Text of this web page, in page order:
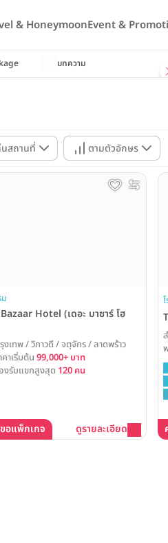
& HoneymoonEvent &
บทความ
สถานที่ ตามตัวอักษร
Hotel (เดอะ บาซาร์ โฮ
งเทพ / วิภาวดี / จตุจักร / ลาดพร้าว
คาเริ่มต้น 99,000+ บาท
งรับแขกสูงสุด 120 คน
อแพ็กเกจ ดูรายละเอียด